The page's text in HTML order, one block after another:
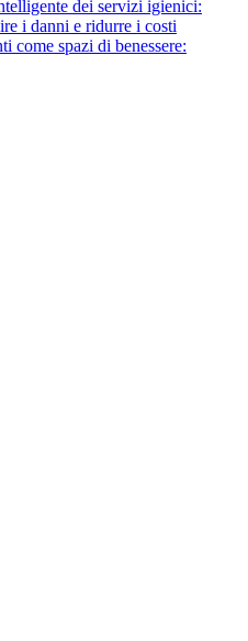
dei servizi igienici:
i danni e ridurre i costi
come spazi di benessere: